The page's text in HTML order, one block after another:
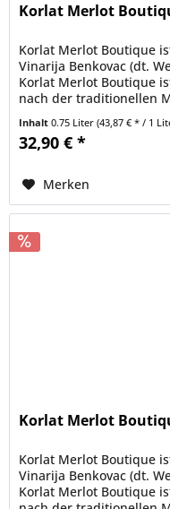
Korlat Merlot
Korlat Merlot Boutique
Vinarija Benkovac (dt.
Korlat Merlot Boutique
nach der traditionellen
Rebstock...
Inhalt0.75 Liter(43,87 € * / 1
32,90 € *
Merken
Korlat Merlot
Korlat Merlot Boutique
Vinarija Benkovac (dt.
Korlat Merlot Boutique